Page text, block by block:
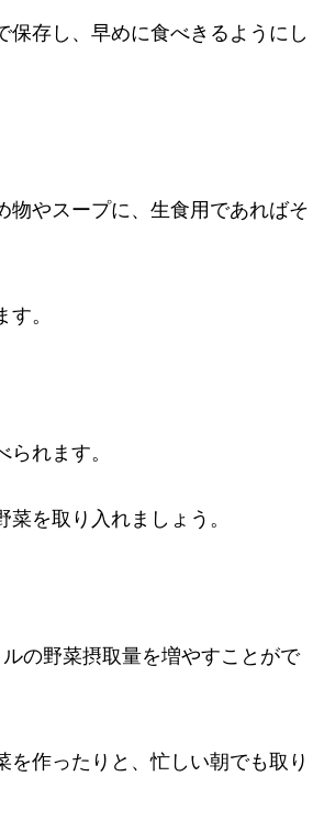
存し、早めに食べきるようにし
物やスープに、生食用であればそ
。
られます。
を取り入れましょう。
の野菜摂取量を増やすことがで
作ったりと、忙しい朝でも取り